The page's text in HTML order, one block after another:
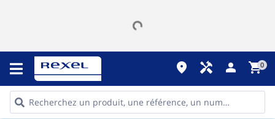
place handyman person shopping_cart0